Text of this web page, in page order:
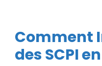
Comment
des SCPI